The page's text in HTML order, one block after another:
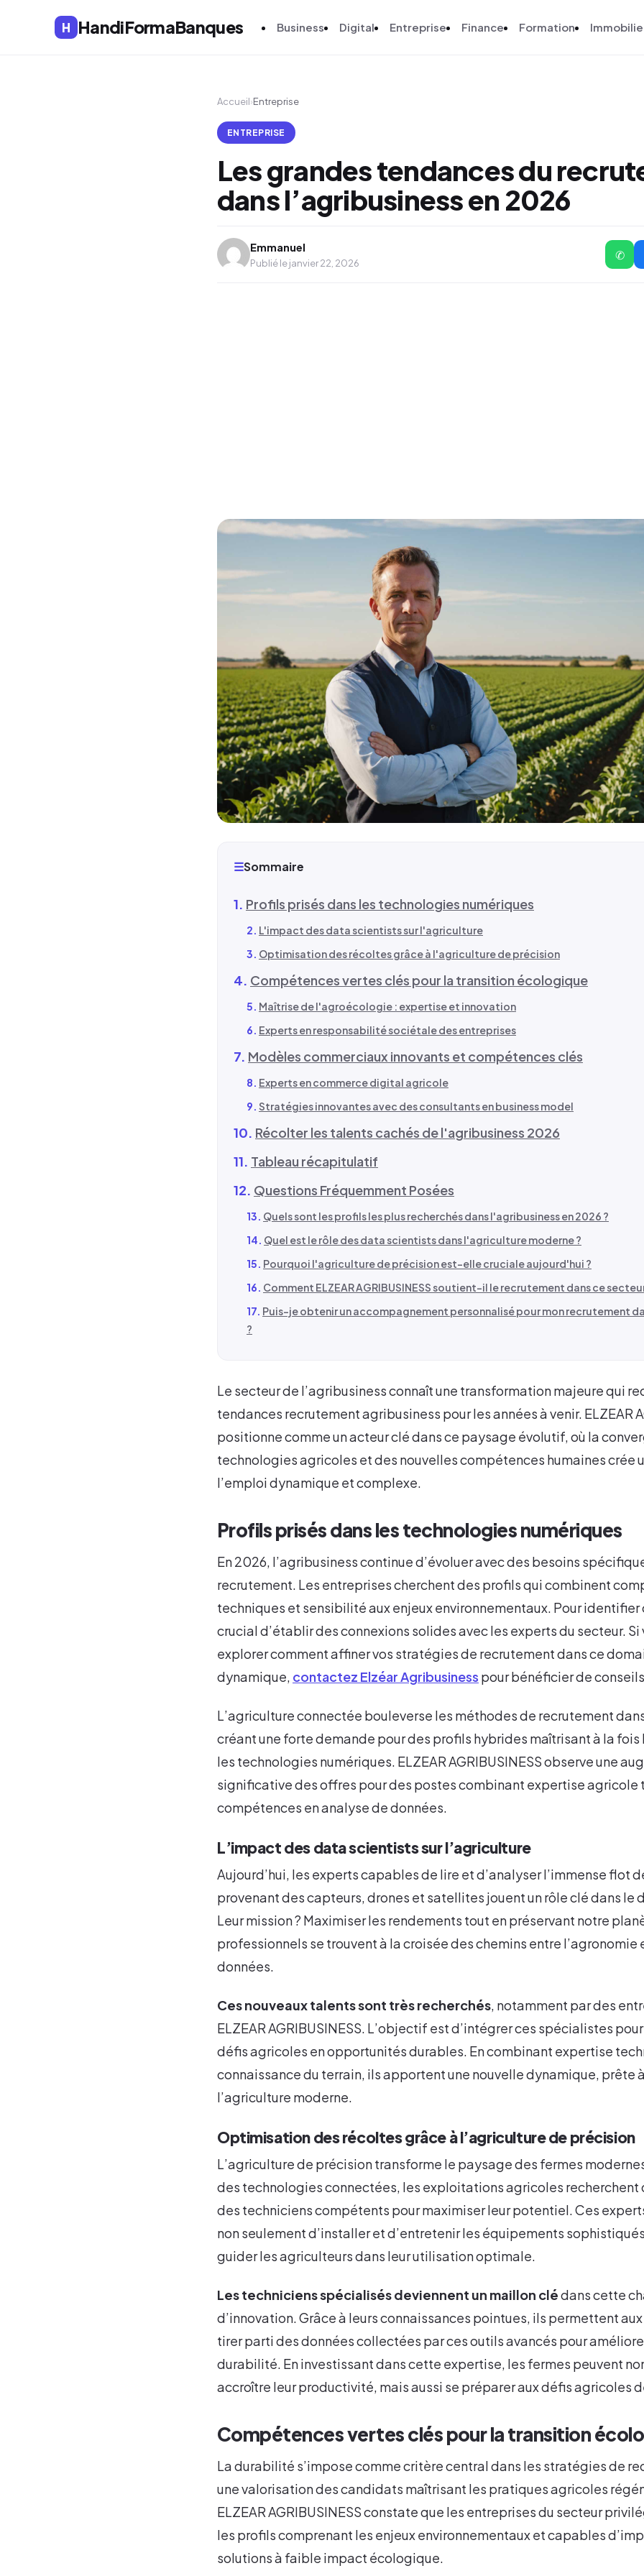
H HandiFormaBanques Business Digital Entreprise Finance Formation
Accueil›Entreprise
ENTREPRISE
Les grandes tendances du
dans l’agribusiness en 2026
Emmanuel
Publié le janvier 22, 2026
✆
☰Sommaire
Profils prisés dans les technologies numériques
L'impact des data scientists sur l'agriculture
Optimisation des récoltes grâce à l'agriculture de précision
Compétences vertes clés pour la transition écologique
Maîtrise de l'agroécologie : expertise et innovation
Experts en responsabilité sociétale des entreprises
Modèles commerciaux innovants et compétences clés
Experts en commerce digital agricole
Stratégies innovantes avec des consultants en business model
Récolter les talents cachés de l'agribusiness 2026
Tableau récapitulatif
Questions Fréquemment Posées
Quels sont les profils les plus recherchés dans l'agribusiness en 2026 ?
Quel est le rôle des data scientists dans l'agriculture moderne ?
Pourquoi l'agriculture de précision est-elle cruciale aujourd'hui ?
Comment ELZEAR AGRIBUSINESS soutient-il le recrutement dans ce
Puis-je obtenir un accompagnement personnalisé pour mon recrutement
?
Le secteur de l’agribusiness connaît une transformation majeure qui
tendances recrutement agribusiness pour les années à venir. ELZEAR
positionne comme un acteur clé dans ce paysage évolutif, où la
technologies agricoles et des nouvelles compétences humaines crée
l’emploi dynamique et complexe.
Profils prisés dans les technologies numériques
En 2026, l’agribusiness continue d’évoluer avec des besoins
recrutement. Les entreprises cherchent des profils qui combinent
techniques et sensibilité aux enjeux environnementaux. Pour
crucial d’établir des connexions solides avec les experts du secteur. Si
explorer comment affiner vos stratégies de recrutement dans ce
dynamique, contactez Elzéar Agribusiness pour bénéficier de
L’agriculture connectée bouleverse les méthodes de recrutement
créant une forte demande pour des profils hybrides maîtrisant à la fois
les technologies numériques. ELZEAR AGRIBUSINESS observe une
significative des offres pour des postes combinant expertise
compétences en analyse de données.
L’impact des data scientists sur l’agriculture
Aujourd’hui, les experts capables de lire et d’analyser l’immense flot
provenant des capteurs, drones et satellites jouent un rôle clé dans le
Leur mission ? Maximiser les rendements tout en préservant notre
professionnels se trouvent à la croisée des chemins entre l’agronomie
données.
Ces nouveaux talents sont très recherchés, notamment par des
ELZEAR AGRIBUSINESS. L’objectif est d’intégrer ces spécialistes
défis agricoles en opportunités durables. En combinant expertise
connaissance du terrain, ils apportent une nouvelle dynamique, prête
l’agriculture moderne.
Optimisation des récoltes grâce à l’agriculture de précision
L’agriculture de précision transforme le paysage des fermes
des technologies connectées, les exploitations agricoles recherchent
des techniciens compétents pour maximiser leur potentiel. Ces
non seulement d’installer et d’entretenir les équipements
guider les agriculteurs dans leur utilisation optimale.
Les techniciens spécialisés deviennent un maillon clédans cette
d’innovation. Grâce à leurs connaissances pointues, ils permettent
tirer parti des données collectées par ces outils avancés pour
durabilité. En investissant dans cette expertise, les fermes peuvent
accroître leur productivité, mais aussi se préparer aux défis agricoles
Compétences vertes clés pour la transition
La durabilité s’impose comme critère central dans les stratégies de
une valorisation des candidats maîtrisant les pratiques agricoles
ELZEAR AGRIBUSINESS constate que les entreprises du secteur
les profils comprenant les enjeux environnementaux et capables
solutions à faible impact écologique.